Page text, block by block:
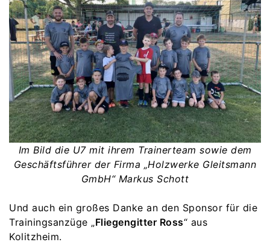
Im Bild die U7 mit ihrem Trainerteam sowie dem
Geschäftsführer der Firma „Holzwerke Gleitsmann
GmbH“ Markus Schott
Und auch ein großes Danke an den Sponsor für die
Trainingsanzüge „Fliegengitter Ross“ aus
Kolitzheim.